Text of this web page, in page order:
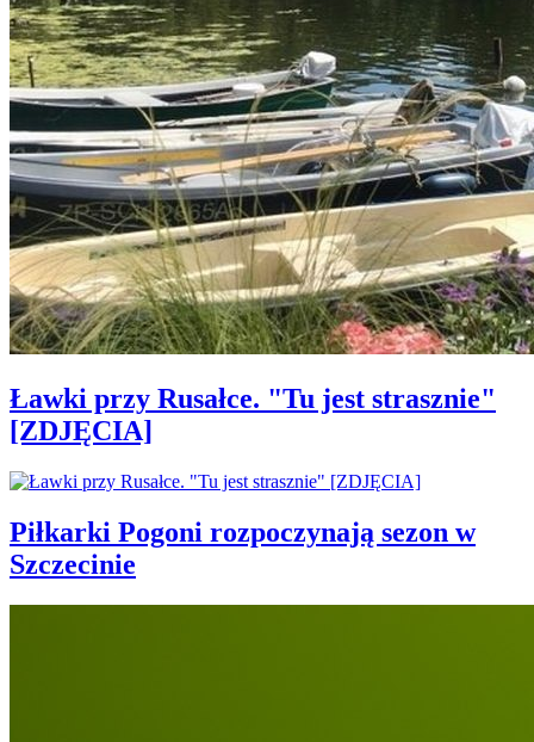
Ławki przy Rusałce. "Tu jest strasznie"
[ZDJĘCIA]
Piłkarki Pogoni rozpoczynają sezon w
Szczecinie